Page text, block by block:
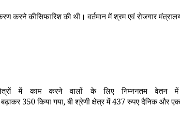
करने कीसिफारिश की थी। वर्तमान में श्रम एवं रोजगार
में काम करने वालों के लिए निम्ननतम वेतन
350किया गया,बी श्रेणी क्षेत्र में437रुपए दैनिक और एक